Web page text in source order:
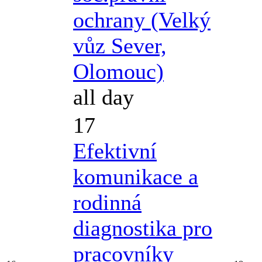
ochrany (Velký
vůz Sever,
Olomouc)
all day
17
Efektivní
komunikace a
rodinná
diagnostika pro
pracovníky